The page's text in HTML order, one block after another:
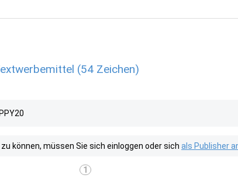
(54 Zeichen)
können, müssen Sie sich einloggen oder sich als Publisher
1